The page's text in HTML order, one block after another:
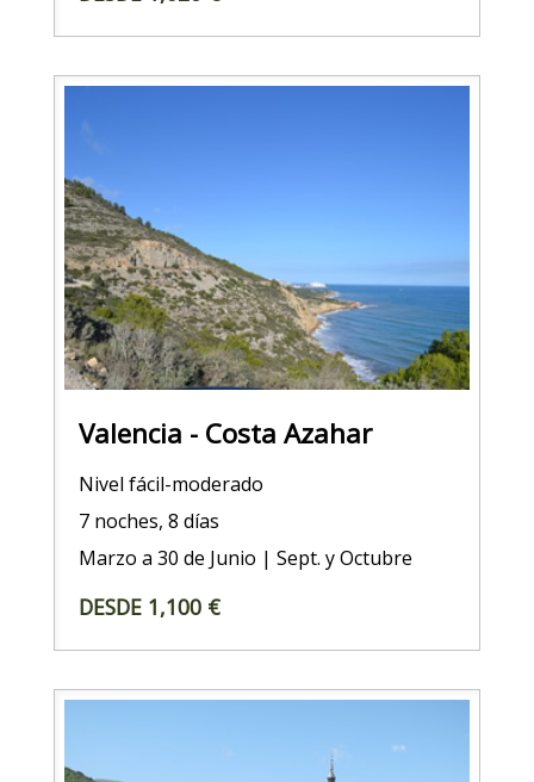
Valencia - Costa Azahar
Nivel fácil-moderado
7 noches, 8 días
Marzo a 30 de Junio | Sept. y Octubre
DESDE 1,100 €